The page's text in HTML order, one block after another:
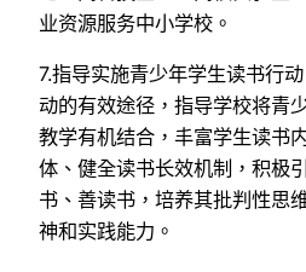
业资源服务中小学校。
7.指导实施青少年学生读书行
动的有效途径，指导学校将青
教学有机结合，丰富学生读书
体、健全读书长效机制，积极
书、善读书，培养其批判性思
神和实践能力。